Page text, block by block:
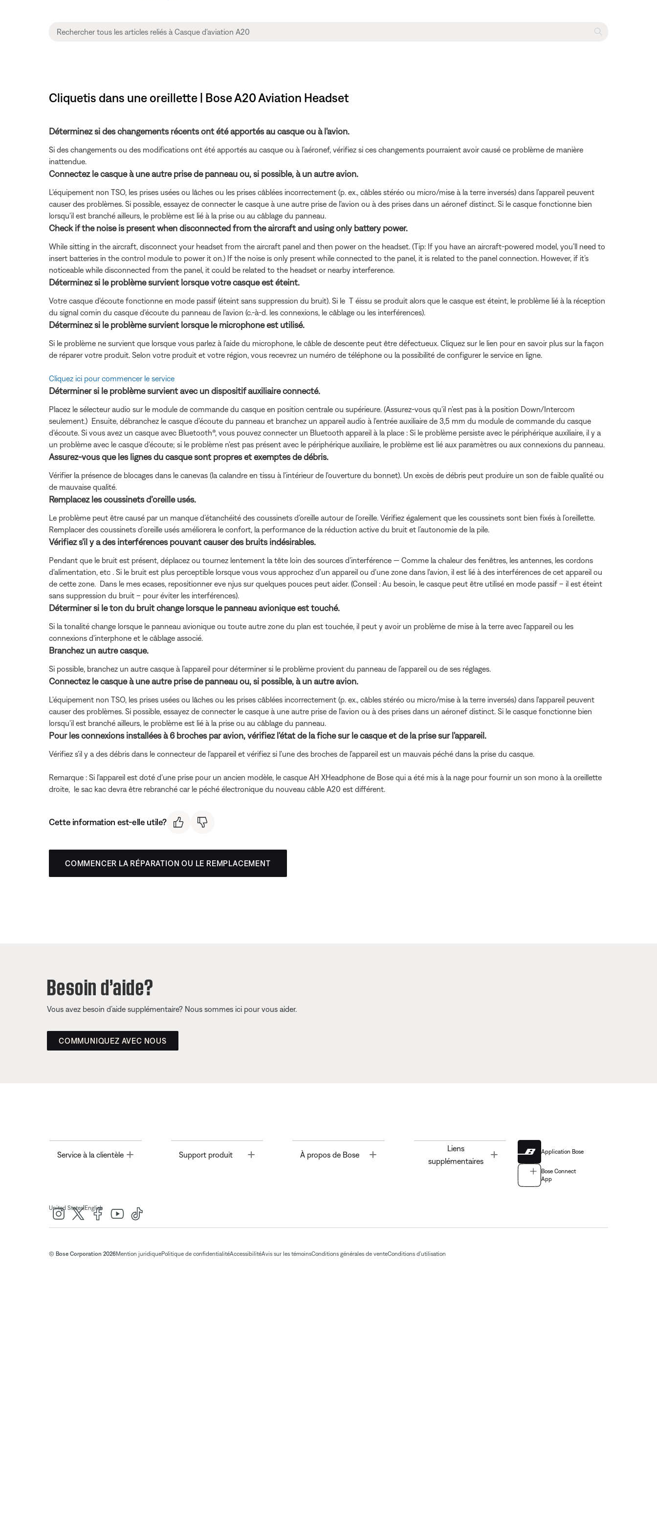
Cliquetis dans une oreillette | Bose A20 Aviation Headset
Déterminez si des changements récents ont été apportés au casque ou à l'avion.
Si des changements ou des modifications ont été apportés au casque ou à l’aéronef, vérifiez si ces changements pourraient avoir causé ce problème de manière
inattendue.
Connectez le casque à une autre prise de panneau ou, si possible, à un autre avion.
L'équipement non TSO, les prises usées ou lâches ou les prises câblées incorrectement (p. ex., câbles stéréo ou micro/mise à la terre inversés) dans l'appareil peuvent
causer des problèmes. Si possible, essayez de connecter le casque à une autre prise de l'avion ou à des prises dans un aéronef distinct. Si le casque fonctionne bien
lorsqu'il est branché ailleurs, le problème est lié à la prise ou au câblage du panneau.
Check if the noise is present when disconnected from the aircraft and using only battery power.
While sitting in the aircraft, disconnect your headset from the aircraft panel and then power on the headset. (Tip: If you have an aircraft-powered model, you’ll need to
insert batteries in the control module to power it on.) If the noise is only present while connected to the panel, it is related to the panel connection. However, if it’s
noticeable while disconnected from the panel, it could be related to the headset or nearby interference.
Déterminez si le problème survient lorsque votre casque est éteint.
Votre casque d'écoute fonctionne en mode passif (éteint sans suppression du bruit). Si le T éissu se produit alors que le casque est éteint, le problème lié à la réception
du signal comin du casque d'écoute du panneau de l'avion (c.-à-d. les connexions, le câblage ou les interférences).
Déterminez si le problème survient lorsque le microphone est utilisé.
Si le problème ne survient que lorsque vous parlez à l'aide du microphone, le câble de descente peut être défectueux. Cliquez sur le lien pour en savoir plus sur la façon
de réparer votre produit. Selon votre produit et votre région, vous recevrez un numéro de téléphone ou la possibilité de configurer le service en ligne.
Cliquez ici pour commencer le service
Déterminer si le problème survient avec un dispositif auxiliaire connecté.
Placez le sélecteur audio sur le module de commande du casque en position centrale ou supérieure. (Assurez-vous qu'il n'est pas à la position Down/Intercom
seulement.) Ensuite, débranchez le casque d'écoute du panneau et branchez un appareil audio à l'entrée auxiliaire de 3,5 mm du module de commande du casque
d'écoute. Si vous avez un casque avec Bluetooth®, vous pouvez connecter un Bluetooth appareil à la place : Si le problème persiste avec le périphérique auxiliaire, il y a
un problème avec le casque d'écoute; si le problème n'est pas présent avec le périphérique auxiliaire, le problème est lié aux paramètres ou aux connexions du panneau.
Assurez-vous que les lignes du casque sont propres et exemptes de débris.
Vérifier la présence de blocages dans le canevas (la calandre en tissu à l'intérieur de l'ouverture du bonnet). Un excès de débris peut produire un son de faible qualité ou
de mauvaise qualité.
Remplacez les coussinets d’oreille usés.
Le problème peut être causé par un manque d’étanchéité des coussinets d’oreille autour de l’oreille. Vérifiez également que les coussinets sont bien fixés à l’oreillette.
Remplacer des coussinets d’oreille usés améliorera le confort, la performance de la réduction active du bruit et l’autonomie de la pile.
Vérifiez s'il y a des interférences pouvant causer des bruits indésirables.
Pendant que le bruit est présent, déplacez ou tournez lentement la tête loin des sources d'interférence — Comme la chaleur des fenêtres, les antennes, les cordons
d'alimentation, etc . Si le bruit est plus perceptible lorsque vous vous approchez d'un appareil ou d'une zone dans l'avion, il est lié à des interférences de cet appareil ou
de cette zone. Dans le mes ecases, repositionner eve njus sur quelques pouces peut aider. (Conseil : Au besoin, le casque peut être utilisé en mode passif – il est éteint
sans suppression du bruit – pour éviter les interférences).
Déterminer si le ton du bruit change lorsque le panneau avionique est touché.
Si la tonalité change lorsque le panneau avionique ou toute autre zone du plan est touchée, il peut y avoir un problème de mise à la terre avec l'appareil ou les
connexions d'interphone et le câblage associé.
Branchez un autre casque.
Si possible, branchez un autre casque à l’appareil pour déterminer si le problème provient du panneau de l’appareil ou de ses réglages.
Connectez le casque à une autre prise de panneau ou, si possible, à un autre avion.
L'équipement non TSO, les prises usées ou lâches ou les prises câblées incorrectement (p. ex., câbles stéréo ou micro/mise à la terre inversés) dans l'appareil peuvent
causer des problèmes. Si possible, essayez de connecter le casque à une autre prise de l'avion ou à des prises dans un aéronef distinct. Si le casque fonctionne bien
lorsqu'il est branché ailleurs, le problème est lié à la prise ou au câblage du panneau.
Pour les connexions installées à 6 broches par avion, vérifiez l'état de la fiche sur le casque et de la prise sur l'appareil.
Vérifiez s'il y a des débris dans le connecteur de l'appareil et vérifiez si l'une des broches de l'appareil est un mauvais péché dans la prise du casque.
Remarque : Si l'appareil est doté d'une prise pour un ancien modèle, le casque AH XHeadphone de Bose qui a été mis à la nage pour fournir un son mono à la oreillette
droite, le sac kac devra être rebranché car le péché électronique du nouveau câble A20 est différent.
Cette information est-elle utile?
COMMENCER LA RÉPARATION OU LE REMPLACEMENT
Besoin d’aide?
Vous avez besoin d’aide supplémentaire? Nous sommes ici pour vous aider.
COMMUNIQUEZ AVEC NOUS
Service à la clientèle Toggle Support produit À propos de Bose Toggle
Liens
supplémentaires
Application Bose
Bose Connect
App
United States| English
© Bose Corporation 2026Mention juridiquePolitique de confidentialitéAccessibilitéAvis sur les témoinsConditions générales de venteConditions d'utilisation